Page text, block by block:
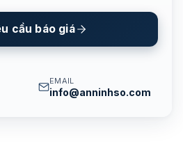
cầu báo giá
EMAIL
info@anninhso.com